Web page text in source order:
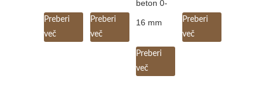
Preberi
več
Preberi
več
beton 0-
16 mm
Preberi
več
Preberi
več